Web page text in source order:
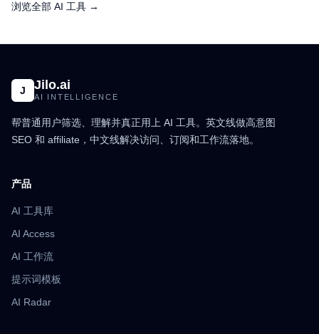
浏览全部 AI 工具 →
J Jilo.ai
AI INTELLIGENCE
帮普通用户筛选、理解并真正用上 AI 工具。英文线做高意图
SEO 和 affiliate，中文线解决访问、订阅和工作流落地。
产品
AI 工具库
AI Access
AI 工作流
提示词模板
AI Radar